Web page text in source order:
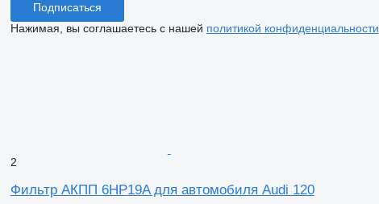
Подписаться
Нажимая, вы соглашаетесь с нашей политикой конфиденциальности
2
Фильтр АКПП 6HP19A для автомобиля Audi 120